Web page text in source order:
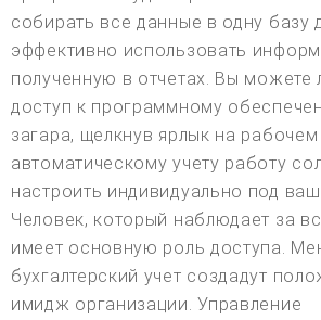
собирать все данные в одну базу
эффективно использовать
полученную в отчетах. Вы можете
доступ к программному
загара, щелкнув ярлык на
автоматическому учету работу
настроить индивидуально под
Человек, который наблюдает за
имеет основную роль доступа.
бухгалтерский учет создадут
имидж организации. Управление